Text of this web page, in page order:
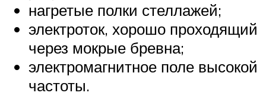
нагретые полки стеллажей;
электроток, хорошо проходящий
через мокрые бревна;
электромагнитное поле высокой
частоты.